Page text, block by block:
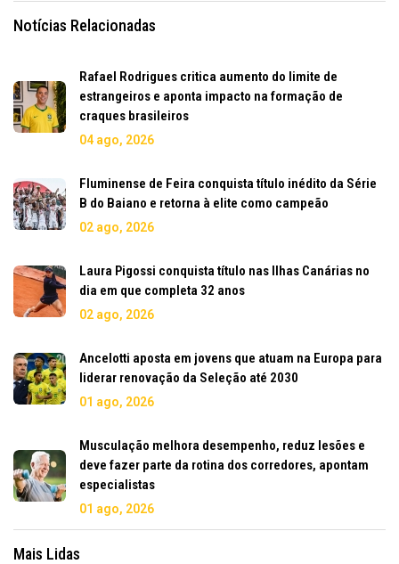
Notícias Relacionadas
Rafael Rodrigues critica aumento do limite de
estrangeiros e aponta impacto na formação de
craques brasileiros
04 ago, 2026
Fluminense de Feira conquista título inédito da Série
B do Baiano e retorna à elite como campeão
02 ago, 2026
Laura Pigossi conquista título nas Ilhas Canárias no
dia em que completa 32 anos
02 ago, 2026
Ancelotti aposta em jovens que atuam na Europa para
liderar renovação da Seleção até 2030
01 ago, 2026
Musculação melhora desempenho, reduz lesões e
deve fazer parte da rotina dos corredores, apontam
especialistas
01 ago, 2026
Mais Lidas